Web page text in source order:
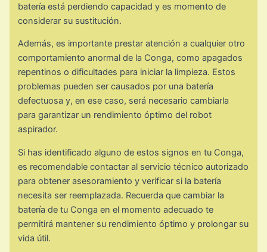
batería está perdiendo capacidad y es momento de
considerar su sustitución.
Además, es importante prestar atención a cualquier otro
comportamiento anormal de la Conga, como apagados
repentinos o dificultades para iniciar la limpieza. Estos
problemas pueden ser causados por una batería
defectuosa y, en ese caso, será necesario cambiarla
para garantizar un rendimiento óptimo del robot
aspirador.
Si has identificado alguno de estos signos en tu Conga,
es recomendable contactar al servicio técnico autorizado
para obtener asesoramiento y verificar si la batería
necesita ser reemplazada. Recuerda que cambiar la
batería de tu Conga en el momento adecuado te
permitirá mantener su rendimiento óptimo y prolongar su
vida útil.